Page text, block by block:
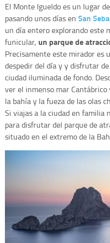
El Monte Igueldo es un lugar
pasando unos días en San
un día entero explorando este
funicular, un parque de
Precisamente este mirador es
despedir del día y y disfrutar
ciudad iluminada de fondo.
ver el inmenso mar
la bahía y la fueza de las olas
Si viajas a la ciudad en familia
para disfrutar del parque de
situado en el extremo de la